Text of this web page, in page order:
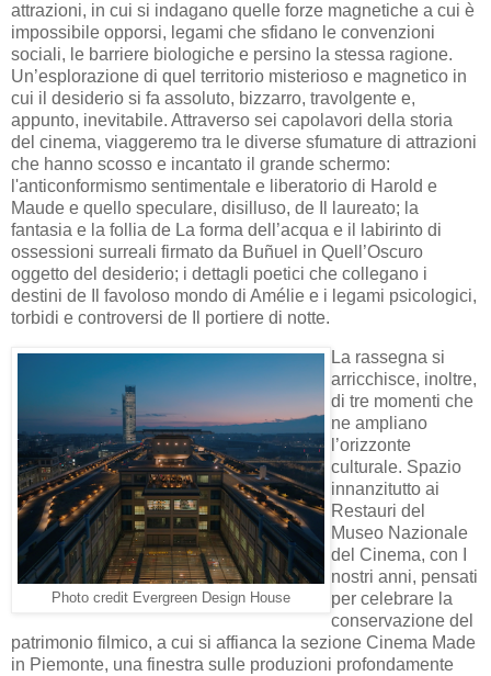
attrazioni, in cui si indagano quelle forze magnetiche a cui è
impossibile opporsi, legami che sfidano le convenzioni
sociali, le barriere biologiche e persino la stessa ragione.
Un’esplorazione di quel territorio misterioso e magnetico in
cui il desiderio si fa assoluto, bizzarro, travolgente e,
appunto, inevitabile. Attraverso sei capolavori della storia
del cinema, viaggeremo tra le diverse sfumature di attrazioni
che hanno scosso e incantato il grande schermo:
l'anticonformismo sentimentale e liberatorio di Harold e
Maude e quello speculare, disilluso, de Il laureato; la
fantasia e la follia de La forma dell’acqua e il labirinto di
ossessioni surreali firmato da Buñuel in Quell’Oscuro
oggetto del desiderio; i dettagli poetici che collegano i
destini de Il favoloso mondo di Amélie e i legami psicologici,
torbidi e controversi de Il portiere di notte.
Photo credit Evergreen Design House
La rassegna si
arricchisce, inoltre,
di tre momenti che
ne ampliano
l’orizzonte
culturale. Spazio
innanzitutto ai
Restauri del
Museo Nazionale
del Cinema, con I
nostri anni, pensati
per celebrare la
conservazione del
patrimonio filmico, a cui si affianca la sezione Cinema Made
in Piemonte, una finestra sulle produzioni profondamente